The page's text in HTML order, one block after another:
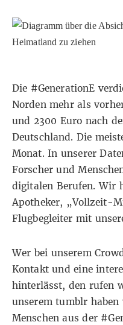
Die #GenerationE
Norden mehr als
und 2300 Euro nach
Deutschland. Die
Monat. In unserer
Forscher und
digitalen Berufen. Wir
Apotheker, „Vollzeit-
Flugbegleiter mit
Wer bei unserem
Kontakt und eine
hinterlässt, den rufen
unseremtumblr
Menschen aus der